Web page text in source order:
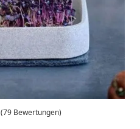
(79 Bewertungen)